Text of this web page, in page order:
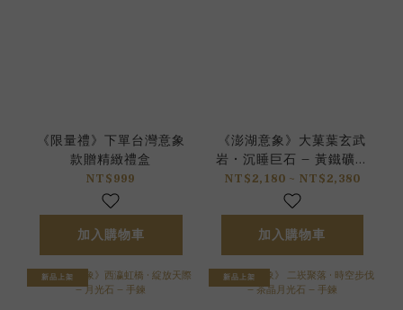
《限量禮》下單台灣意象
款贈精緻禮盒
NT$999
加入購物車
《澎湖意象》大菓葉玄武
岩 • 沉睡巨石 – 黃鐵礦 –
手鍊
NT$2,180 ~ NT$2,380
加入購物車
新品上架 新品上架